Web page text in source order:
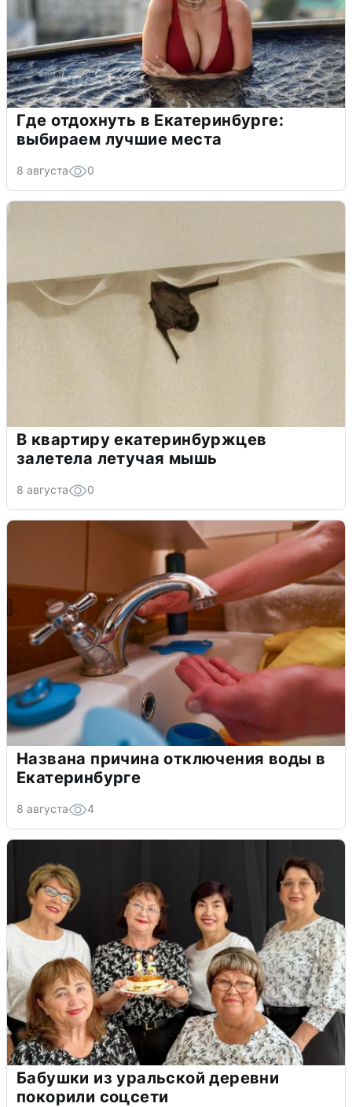
Где отдохнуть в Екатеринбурге:
выбираем лучшие места
8 августа 0
В квартиру екатеринбуржцев
залетела летучая мышь
8 августа 0
Названа причина отключения воды в
Екатеринбурге
8 августа 4
Бабушки из уральской деревни
покорили соцсети